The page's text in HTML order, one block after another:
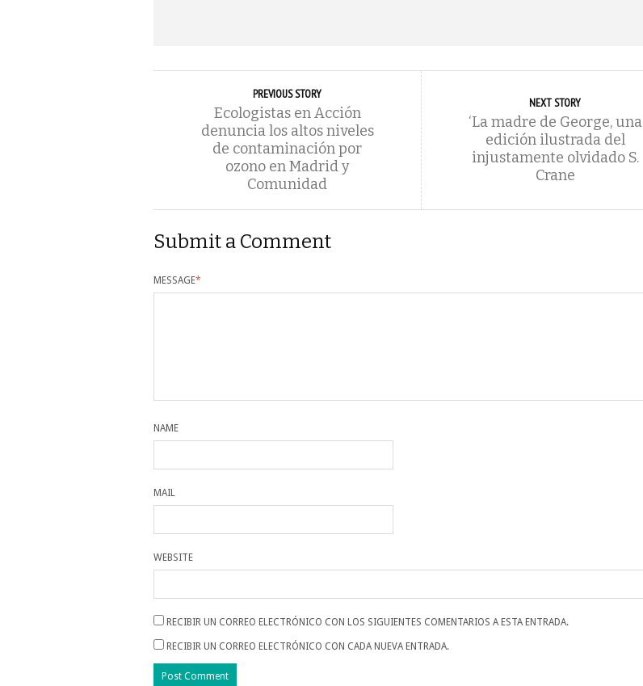
PREVIOUS STORY
Ecologistas en Acción
denuncia los altos niveles
de contaminación por
ozono en Madrid y
Comunidad
NEXT STORY
‘La madre de George, una
edición ilustrada del
injustamente olvidado S.
Crane
Submit a Comment
MESSAGE*
NAME
MAIL
WEBSITE
RECIBIR UN CORREO ELECTRÓNICO CON LOS SIGUIENTES COMENTARIOS A ESTA ENTRADA.
RECIBIR UN CORREO ELECTRÓNICO CON CADA NUEVA ENTRADA.